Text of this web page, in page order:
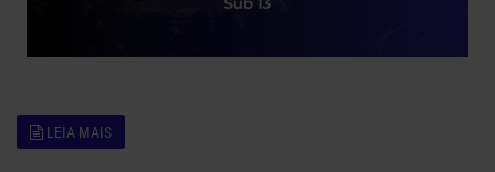
LEIA MAIS